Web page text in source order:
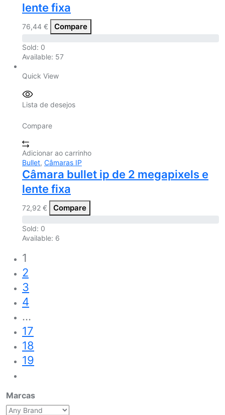
lente fixa
76,44 € Compare
Sold: 0
Available: 57
Quick View
Lista de desejos
Compare
Adicionar ao carrinho
Bullet, Câmaras IP
Câmara bullet ip de 2 megapixels e
lente fixa
72,92 € Compare
Sold: 0
Available: 6
1
2
3
4
…
17
18
19
Marcas